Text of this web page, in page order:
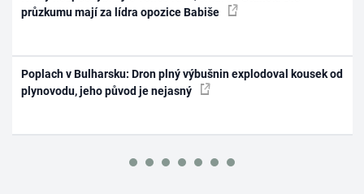
průzkumu mají za lídra opozice Babiše
Poplach v Bulharsku: Dron plný výbušnin explodoval kousek od
plynovodu, jeho původ je nejasný